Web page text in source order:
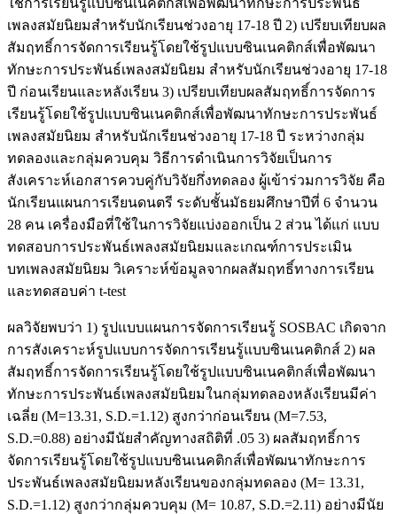
ใช้การเรียนรู้แบบซินเนคติกส์เพื่อพัฒนาทักษะการประพันธ์
เพลงสมัยนิยมสำหรับนักเรียนช่วงอายุ 17-18 ปี 2) เปรียบเทียบผล
สัมฤทธิ์การจัดการเรียนรู้โดยใช้รูปแบบซินเนคติกส์เพื่อพัฒนา
ทักษะการประพันธ์เพลงสมัยนิยม สำหรับนักเรียนช่วงอายุ 17-18
ปี ก่อนเรียนและหลังเรียน 3) เปรียบเทียบผลสัมฤทธิ์การจัดการ
เรียนรู้โดยใช้รูปแบบซินเนคติกส์เพื่อพัฒนาทักษะการประพันธ์
เพลงสมัยนิยม สำหรับนักเรียนช่วงอายุ 17-18 ปี ระหว่างกลุ่ม
ทดลองและกลุ่มควบคุม วิธีการดำเนินการวิจัยเป็นการ
สังเคราะห์เอกสารควบคู่กับวิจัยกึ่งทดลอง ผู้เข้าร่วมการวิจัย คือ
นักเรียนแผนการเรียนดนตรี ระดับชั้นมัธยมศึกษาปีที่ 6 จำนวน
28 คน เครื่องมือที่ใช้ในการวิจัยแบ่งออกเป็น 2 ส่วน ได้แก่ แบบ
ทดสอบการประพันธ์เพลงสมัยนิยมและเกณฑ์การประเมิน
บทเพลงสมัยนิยม วิเคราะห์ข้อมูลจากผลสัมฤทธิ์ทางการเรียน
และทดสอบค่า t-test
ผลวิจัยพบว่า 1) รูปแบบแผนการจัดการเรียนรู้ SOSBAC เกิดจาก
การสังเคราะห์รูปแบบการจัดการเรียนรู้แบบซินเนคติกส์ 2) ผล
สัมฤทธิ์การจัดการเรียนรู้โดยใช้รูปแบบซินเนคติกส์เพื่อพัฒนา
ทักษะการประพันธ์เพลงสมัยนิยมในกลุ่มทดลองหลังเรียนมีค่า
เฉลี่ย (M=13.31, S.D.=1.12) สูงกว่าก่อนเรียน (M=7.53,
S.D.=0.88) อย่างมีนัยสำคัญทางสถิติที่ .05 3) ผลสัมฤทธิ์การ
จัดการเรียนรู้โดยใช้รูปแบบซินเนคติกส์เพื่อพัฒนาทักษะการ
ประพันธ์เพลงสมัยนิยมหลังเรียนของกลุ่มทดลอง (M= 13.31,
S.D.=1.12) สูงกว่ากลุ่มควบคุม (M= 10.87, S.D.=2.11) อย่างมีนัย